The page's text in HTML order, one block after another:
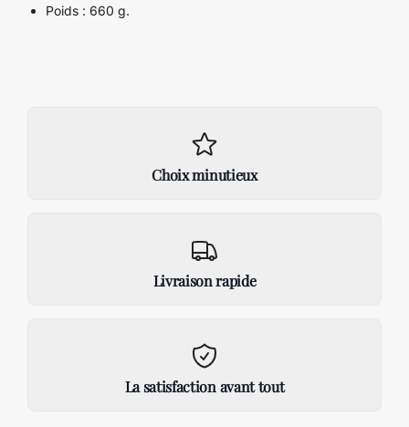
Poids : 660 g.
Choix minutieux
Livraison rapide
La satisfaction avant tout